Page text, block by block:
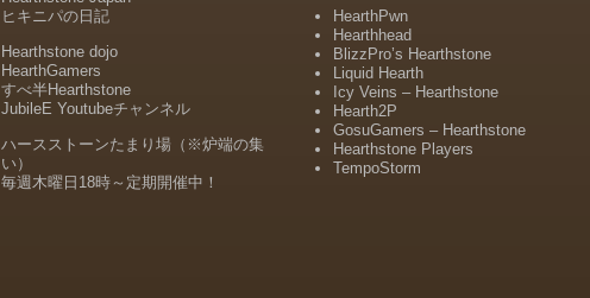
ヒキニパの日記
Hearthstone dojo
HearthGamers
すべ半Hearthstone
JubileE Youtubeチャンネル
ハースストーンたまり場（※炉端の集
い）
毎週木曜日18時～定期開催中！
HearthPwn
Hearthhead
BlizzPro’s Hearthstone
Liquid Hearth
Icy Veins – Hearthstone
Hearth2P
GosuGamers – Hearthstone
Hearthstone Players
TempoStorm